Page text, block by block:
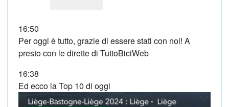
16:50
Per oggi è tutto, grazie di essere stati con noi! A
presto con le dirette di TuttoBiciWeb
16:38
Ed ecco la Top 10 di oggi